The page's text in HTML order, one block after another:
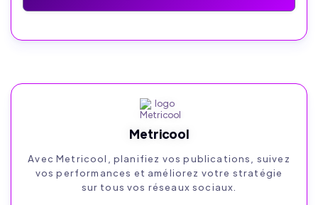
Metricool
Avec Metricool, planifiez vos publications, suivez
vos performances et améliorez votre stratégie
sur tous vos réseaux sociaux.